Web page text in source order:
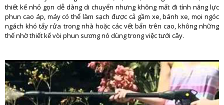
thiết kế nhỏ gọn dễ dàng di chuyển nhưng không mất đi tính năng lực
phun cao áp, máy có thể làm sạch được cả gầm xe, bánh xe, mọi ngóc
ngách khó tẩy rửa trong nhà hoặc các vết bẩn trên cao, không những
thế nhờ thiết kế vòi phun sương nó dùng trong việc tưới cây.